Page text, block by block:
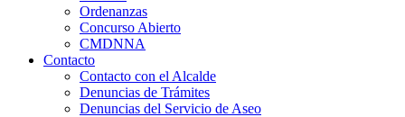
Ordenanzas
Concurso Abierto
CMDNNA
Contacto
Contacto con el Alcalde
Denuncias de Trámites
Denuncias del Servicio de Aseo